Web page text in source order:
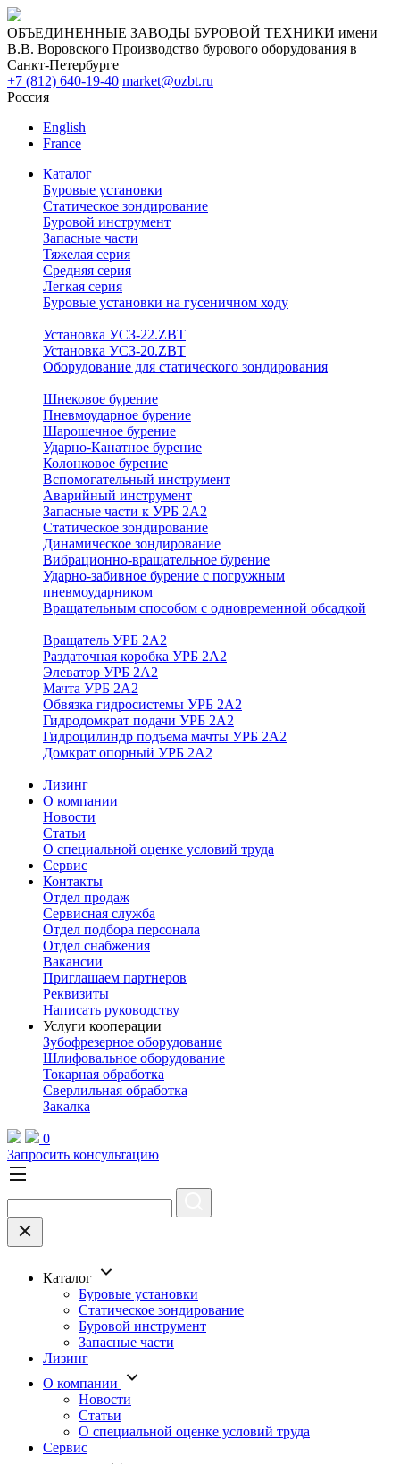
ОБЪЕДИНЕННЫЕ ЗАВОДЫ БУРОВОЙ ТЕХНИКИ имени
В.В. Воровского Производство бурового оборудования в
Санкт-Петербурге
+7 (812) 640-19-40 market@ozbt.ru
Россия
English
France
Каталог
Буровые установки
Статическое зондирование
Буровой инструмент
Запасные части
Тяжелая серия
Средняя серия
Легкая серия
Буровые установки на гусеничном ходу
Установка УСЗ-22.ZBT
Установка УСЗ-20.ZBT
Оборудование для статического зондирования
Шнековое бурение
Пневмоударное бурение
Шарошечное бурение
Ударно-Канатное бурение
Колонковое бурение
Вспомогательный инструмент
Аварийный инструмент
Запасные части к УРБ 2А2
Статическое зондирование
Динамическое зондирование
Вибрационно-вращательное бурение
Ударно-забивное бурение с погружным
пневмоударником
Вращательным способом с одновременной обсадкой
Вращатель УРБ 2А2
Раздаточная коробка УРБ 2А2
Элеватор УРБ 2А2
Мачта УРБ 2А2
Обвязка гидросистемы УРБ 2А2
Гидродомкрат подачи УРБ 2А2
Гидроцилиндр подъема мачты УРБ 2А2
Домкрат опорный УРБ 2А2
Лизинг
О компании
Новости
Статьи
О специальной оценке условий труда
Сервис
Контакты
Отдел продаж
Сервисная служба
Отдел подбора персонала
Отдел снабжения
Вакансии
Приглашаем партнеров
Реквизиты
Написать руководству
Услуги кооперации
Зубофрезерное оборудование
Шлифовальное оборудование
Токарная обработка
Cверлильная обработка
Закалка
0
Запросить консультацию
Каталог
Буровые установки
Статическое зондирование
Буровой инструмент
Запасные части
Лизинг
О компании
Новости
Статьи
О специальной оценке условий труда
Сервис